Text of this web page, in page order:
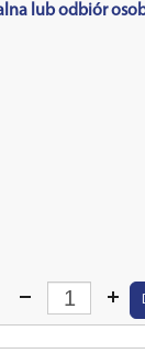
lub odbiór
Wprowadź